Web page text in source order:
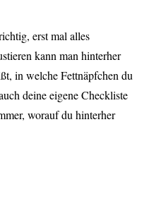
erst mal alles
kann man hinterher
in welche Fettnäpfchen du
deine eigene Checkliste
worauf du hinterher